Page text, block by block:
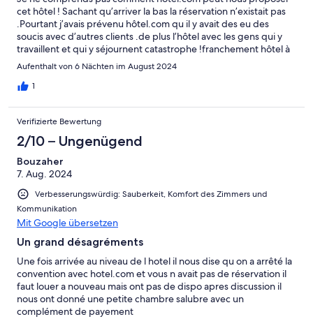
cet hôtel ! Sachant qu’arriver la bas la réservation n’existait pas
.Pourtant j’avais prévenu hôtel.com qu il y avait des eu des
soucis avec d’autres clients .de plus l’hôtel avec les gens qui y
travaillent et qui y séjournent catastrophe !franchement hôtel à
fuir mais vraiment
Aufenthalt von 6 Nächten im August 2024
1
Verifizierte Bewertung
2/10 – Ungenügend
Bouzaher
7. Aug. 2024
Verbesserungswürdig: Sauberkeit, Komfort des Zimmers und
Kommunikation
Mit Google übersetzen
Un grand désagréments
Une fois arrivée au niveau de l hotel il nous dise qu on a arrêté la
convention avec hotel.com et vous n avait pas de réservation il
faut louer a nouveau mais ont pas de dispo apres discussion il
nous ont donné une petite chambre salubre avec un
complément de payement